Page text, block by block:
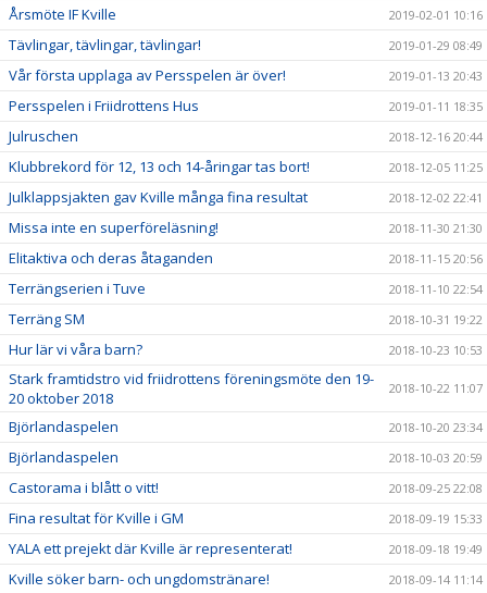
Årsmöte IF Kville 2019-02-01 10:16
Tävlingar, tävlingar, tävlingar! 2019-01-29 08:49
Vår första upplaga av Persspelen är över! 2019-01-13 20:43
Persspelen i Friidrottens Hus 2019-01-11 18:35
Julruschen 2018-12-16 20:44
Klubbrekord för 12, 13 och 14-åringar tas bort! 2018-12-05 11:25
Julklappsjakten gav Kville många fina resultat 2018-12-02 22:41
Missa inte en superföreläsning! 2018-11-30 21:30
Elitaktiva och deras åtaganden 2018-11-15 20:56
Terrängserien i Tuve 2018-11-10 22:54
Terräng SM 2018-10-31 19:22
Hur lär vi våra barn? 2018-10-23 10:53
Stark framtidstro vid friidrottens föreningsmöte den 19-
20 oktober 2018
2018-10-22 11:07
Björlandaspelen 2018-10-20 23:34
Björlandaspelen 2018-10-03 20:59
Castorama i blått o vitt! 2018-09-25 22:08
Fina resultat för Kville i GM 2018-09-19 15:33
YALA ett prejekt där Kville är representerat! 2018-09-18 19:49
Kville söker barn- och ungdomstränare! 2018-09-14 11:14